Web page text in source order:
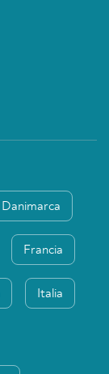
Danimarca
Francia
Italia